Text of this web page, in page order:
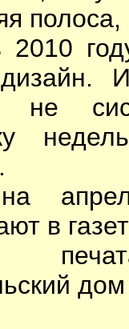
2010
не
в